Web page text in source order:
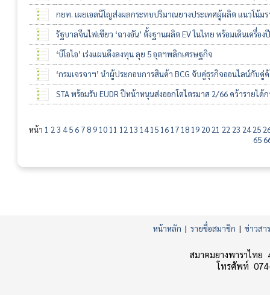
กยท. เผยเอลนีโญส่งผลกระทบปริมาณยางประเทศผู้ผลิต แนวโน้ม
รัฐบาลจีนไฟเขียว ‘ฉางอัน’ ตั้งฐานผลิต EV ในไทย พร้อมเดินเครื่อ
‘บีโอไอ’ เร่งแผนดึงลงทุน ลุย 5 อุตฯพลิกเศรษฐกิจ
‘กรมเจรจาฯ’ นำผู้ประกอบการสินค้า BCG จับคู่ธุรกิจออนไลน์กับ
STA พร้อมรับ EUDR ปีหน้าหนุนส่งออกโตไตรมาส 2/66 คว้ารายได้
หน้า 1 2 3 456 78 9 10 11 12 13 1415 16 17 18 19 20 21 22 23 2425
65
หน้าหลัก | รายชื่อสมาชิก | ข่าวสาร
สมาคมยางพาราไทย
โทรศัพท์